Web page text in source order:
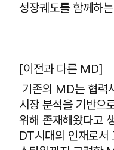
성장궤도를 함께하
[이전과 다른 MD]
기존의 MD는 협력
시장 분석을 기반으
위해 존재해왔다고
DT시대의 인재로서